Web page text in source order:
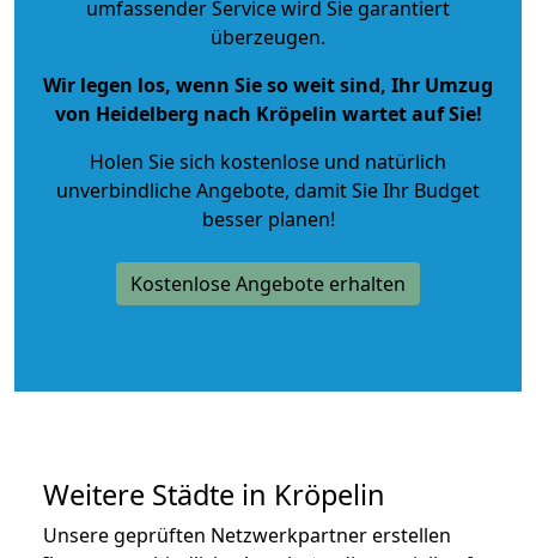
umfassender Service wird Sie garantiert
überzeugen.
Wir legen los, wenn Sie so weit sind, Ihr Umzug
von Heidelberg nach Kröpelin wartet auf Sie!
Holen Sie sich kostenlose und natürlich
unverbindliche Angebote, damit Sie Ihr Budget
besser planen!
Kostenlose Angebote erhalten
Weitere Städte in Kröpelin
Unsere geprüften Netzwerkpartner erstellen